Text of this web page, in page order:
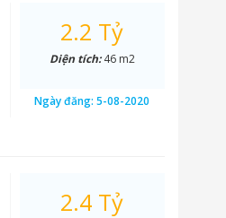
2.2 Tỷ
Diện tích:46 m2
Ngày đăng:5-08-2020
2.4 Tỷ